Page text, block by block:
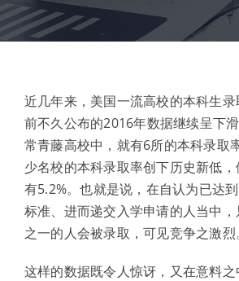
合作伙伴
近几年来，美国一流高校的本科生录
前不久公布的2016年数据继续呈下
常青藤高校中，就有6所的本科录取
少名校的本科录取率创下历史新低
有5.2%。也就是说，在自认为已达
标准、进而递交入学申请的人当中
之一的人会被录取，可见竞争之激烈
这样的数据既令人惊讶，又在意料